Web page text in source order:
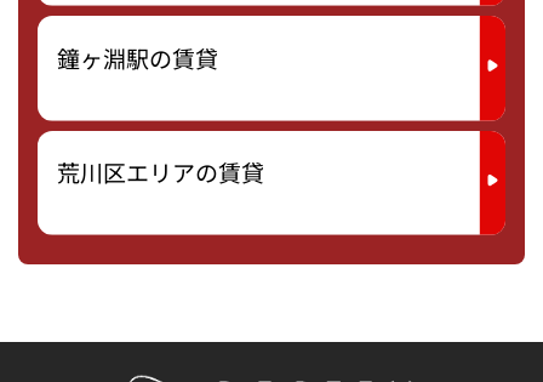
鐘ヶ淵駅の賃貸
荒川区エリアの賃貸